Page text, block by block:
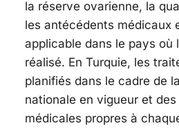
la réserve ovarienne, la
les antécédents médicaux
applicable dans le pays où
réalisé. En Turquie, les
planifiés dans le cadre de
nationale en vigueur et
médicales propres à